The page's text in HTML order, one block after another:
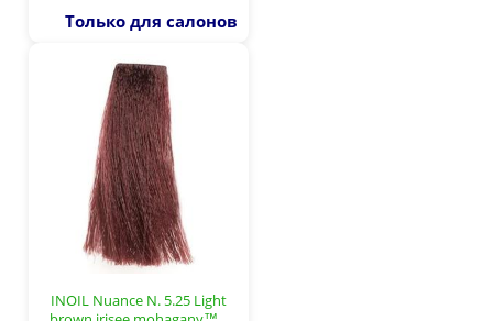
Только для салонов
INOIL Nuance N. 5.25 Light